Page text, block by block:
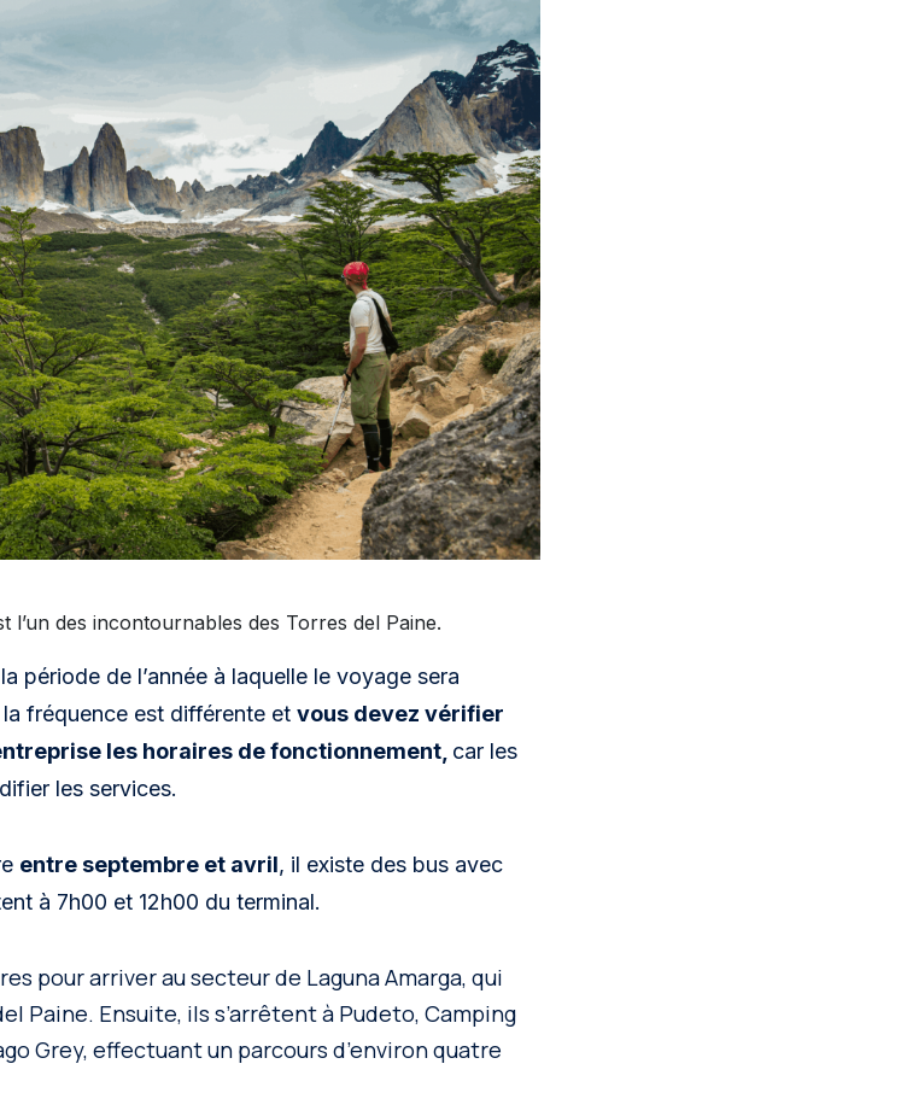
l’un des incontournables des Torres del Paine.
période de l’année à laquelle le voyage sera
fréquence est différente et vous devez vérifier
les horaires de fonctionnement, car les
les services.
entre septembre et avril, il existe des bus avec
à 7h00 et 12h00 du terminal.
pour arriver au secteur de Laguna Amarga, qui
Paine. Ensuite, ils s’arrêtent à Pudeto, Camping
Grey, effectuant un parcours d’environ quatre